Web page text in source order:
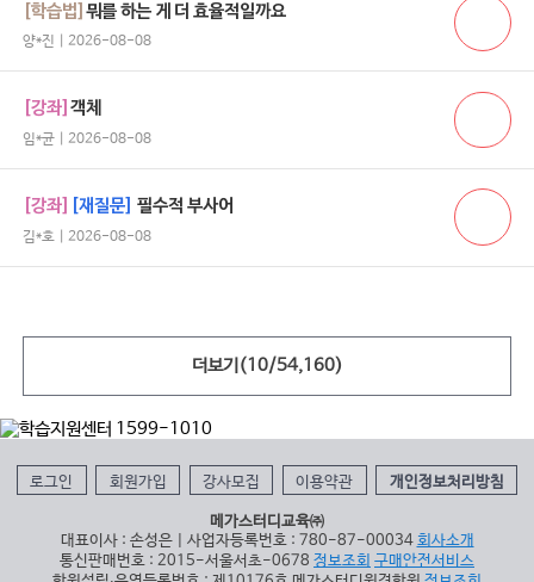
[학습법]뭐를 하는 게 더 효율적일까요
양*진 | 2026-08-08
[강좌]객체
임*균 | 2026-08-08
[강좌] [재질문] 필수적 부사어
김*호 | 2026-08-08
더보기(10/54,160)
로그인 회원가입 강사모집 이용약관 개인정보처리방침
메가스터디교육㈜
대표이사 : 손성은 | 사업자등록번호 : 780-87-00034 회사소개
통신판매번호 : 2015-서울서초-0678 정보조회 구매안전서비스